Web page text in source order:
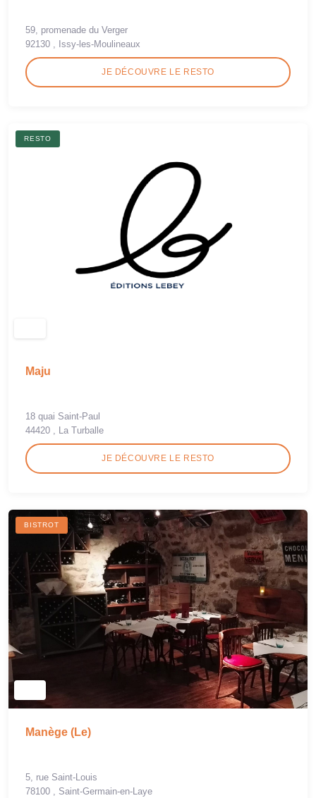
59, promenade du Verger
92130 , Issy-les-Moulineaux
JE DÉCOUVRE LE RESTO
RESTO
Maju
18 quai Saint-Paul
44420 , La Turballe
JE DÉCOUVRE LE RESTO
BISTROT
Manège (Le)
5, rue Saint-Louis
78100 , Saint-Germain-en-Laye